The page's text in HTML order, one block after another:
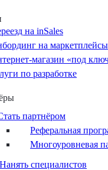
на inSales
на маркетплейсы
магазин «под
по разработке
партнёром
Реферальная
Многоуровневая
Нанять специалистов